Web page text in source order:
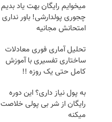
میخوایم رایگان بهت یاد بدیم
چجوری پولدارشی! باور نداری
امتحانش مجانیه
تحلیل آماری فوری معادلات
ساختاری تفسیری با آموزش
کامل حتی یک روزه !!
به پول نیاز داری؟ این دوره
رایگان از شر بی پولی خلاصت
میکنه